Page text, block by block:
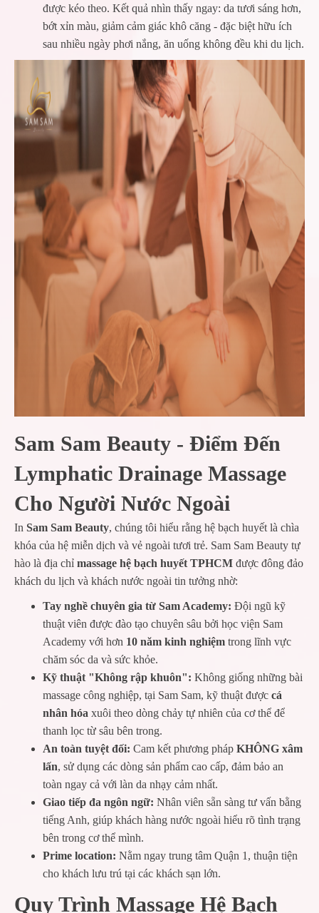
được kéo theo. Kết quả nhìn thấy ngay: da tươi sáng hơn,
bớt xỉn màu, giảm cảm giác khô căng - đặc biệt hữu ích
sau nhiều ngày phơi nắng, ăn uống không đều khi du lịch.
Sam Sam Beauty - Điểm Đến
Lymphatic Drainage Massage
Cho Người Nước Ngoài
In Sam Sam Beauty, chúng tôi hiểu rằng hệ bạch huyết là chìa
khóa của hệ miễn dịch và vẻ ngoài tươi trẻ. Sam Sam Beauty tự
hào là địa chỉ massage hệ bạch huyết TPHCM được đông đảo
khách du lịch và khách nước ngoài tin tưởng nhờ:
Tay nghề chuyên gia từ Sam Academy: Đội ngũ kỹ
thuật viên được đào tạo chuyên sâu bởi học viện Sam
Academy với hơn 10 năm kinh nghiệm trong lĩnh vực
chăm sóc da và sức khỏe.
Kỹ thuật "Không rập khuôn": Không giống những bài
massage công nghiệp, tại Sam Sam, kỹ thuật được cá
nhân hóa xuôi theo dòng chảy tự nhiên của cơ thể để
thanh lọc từ sâu bên trong.
An toàn tuyệt đối: Cam kết phương pháp KHÔNG xâm
lấn, sử dụng các dòng sản phẩm cao cấp, đảm bảo an
toàn ngay cả với làn da nhạy cảm nhất.
Giao tiếp đa ngôn ngữ: Nhân viên sẵn sàng tư vấn bằng
tiếng Anh, giúp khách hàng nước ngoài hiểu rõ tình trạng
bên trong cơ thể mình.
Prime location: Nằm ngay trung tâm Quận 1, thuận tiện
cho khách lưu trú tại các khách sạn lớn.
Quy Trình Massage Hệ Bạch